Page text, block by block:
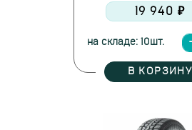
19 940 ₽
на складе: 10шт.
В КОРЗИНУ